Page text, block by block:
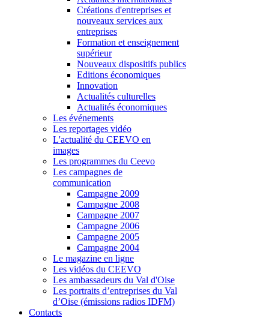
Créations d'entreprises et
nouveaux services aux
entreprises
Formation et enseignement
supérieur
Nouveaux dispositifs publics
Editions économiques
Innovation
Actualités culturelles
Actualités économiques
Les événements
Les reportages vidéo
L'actualité du CEEVO en
images
Les programmes du Ceevo
Les campagnes de
communication
Campagne 2009
Campagne 2008
Campagne 2007
Campagne 2006
Campagne 2005
Campagne 2004
Le magazine en ligne
Les vidéos du CEEVO
Les ambassadeurs du Val d'Oise
Les portraits d’entreprises du Val
d’Oise (émissions radios IDFM)
Contacts